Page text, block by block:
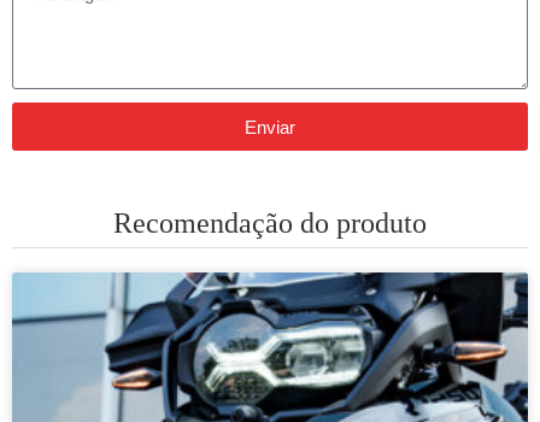
Enviar
Recomendação do produto